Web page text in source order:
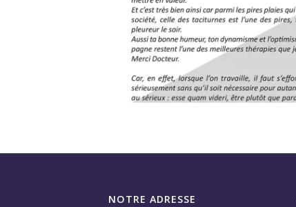
NOTRE ADRESSE